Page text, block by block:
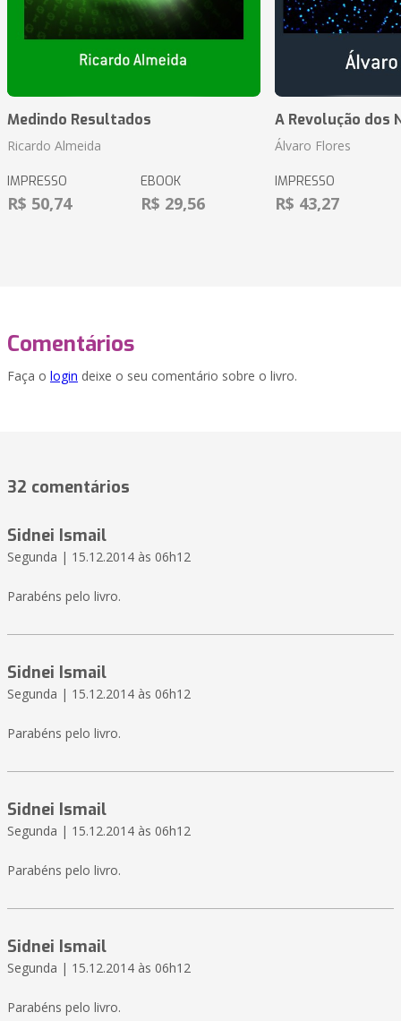
Medindo Resultados
Ricardo Almeida
IMPRESSO
R$ 50,74
EBOOK
R$ 29,56
A Revolução dos
Álvaro Flores
IMPRESSO
R$ 43,27
Comentários
Faça o login deixe o seu comentário sobre o livro.
32 comentários
Sidnei Ismail
Segunda | 15.12.2014 às 06h12
Parabéns pelo livro.
Sidnei Ismail
Segunda | 15.12.2014 às 06h12
Parabéns pelo livro.
Sidnei Ismail
Segunda | 15.12.2014 às 06h12
Parabéns pelo livro.
Sidnei Ismail
Segunda | 15.12.2014 às 06h12
Parabéns pelo livro.